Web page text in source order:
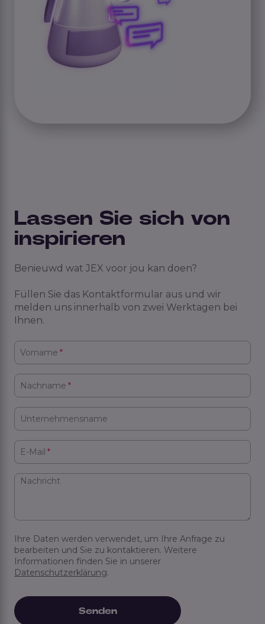
Lassen Sie sich von
inspirieren
Benieuwd wat JEX voor jou kan doen?
Füllen Sie das Kontaktformular aus und wir
melden uns innerhalb von zwei Werktagen bei
Ihnen.
Vorname *
Nachname *
Unternehmensname
E-Mail *
Nachricht
Ihre Daten werden verwendet, um Ihre Anfrage zu
bearbeiten und Sie zu kontaktieren. Weitere
Informationen finden Sie in unserer
Datenschutzerklärung.